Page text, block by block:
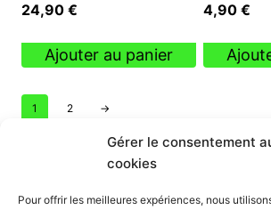
Gérer le consentement
cookies
Pour offrir les meilleures expériences, nous
24,90 €
Ajouter au panier
4,90 €
1 2 →
INFORMATION